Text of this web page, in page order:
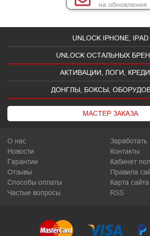
на обновления
UNLOCK IPHONE, IPAD
UNLOCK ОСТАЛЬНЫХ
АКТИВАЦИИ, ЛОГИ,
ДОНГЛЫ, БОКСЫ,
МАСТЕР ЗАКАЗА
О нас
Новости
Гарантии
Отзывы
Способы оплаты
Частые вопросы
Заработать
Контакты
Кабинет
Правила
Карта сайта
RSS